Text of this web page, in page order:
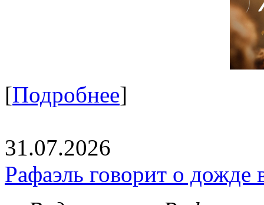
[Подробнее]
31.07.2026
Рафаэль говорит о дожде